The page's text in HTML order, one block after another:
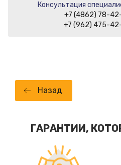
Консультация
+7 (4862) 78-
+7 (962) 475-
Назад
ГАРАНТИИ,